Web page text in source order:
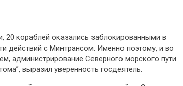
20 кораблей оказались заблокированными в
действий с Минтрансом. Именно поэтому, и во
администрирование Северного морского пути
выразил уверенность госдеятель.